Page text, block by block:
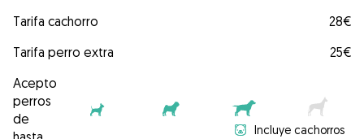
Tarifa cachorro
28€
Tarifa perro extra
25€
Acepto
perros
de
Incluye cachorros